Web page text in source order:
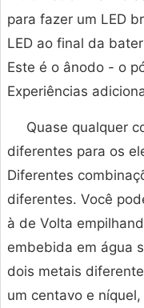
para fazer um LED
LED ao final da
Este é o ânodo - o
Experiências
Quase qualquer
diferentes para os
Diferentes
diferentes. Você
à de Volta
embebida em água
dois metais
um centavo e